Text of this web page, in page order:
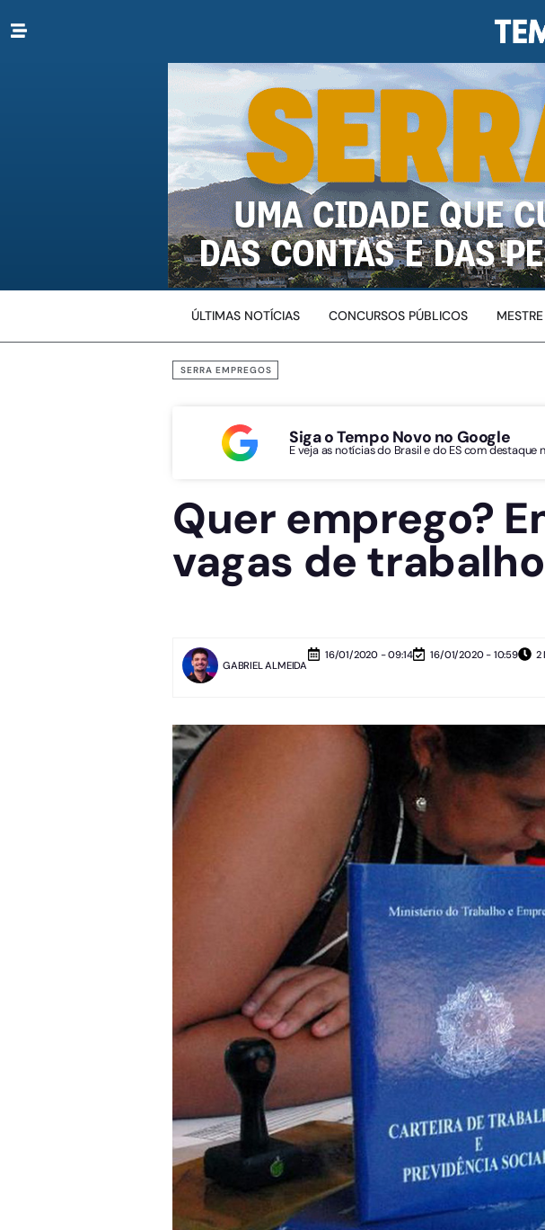
ÚLTIMAS NOTÍCIAS CONCURSOS PÚBLICOS
SERRA EMPREGOS
Siga o Tempo Novo no Google
E veja as notícias do Brasil e do ES com destaque
Quer emprego?
vagas de
GABRIEL ALMEIDA
16/01/2020 - 09:14 16/01/2020 - 10:59 2